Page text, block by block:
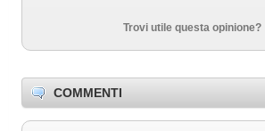
Trovi utile questa opinione?
COMMENTI